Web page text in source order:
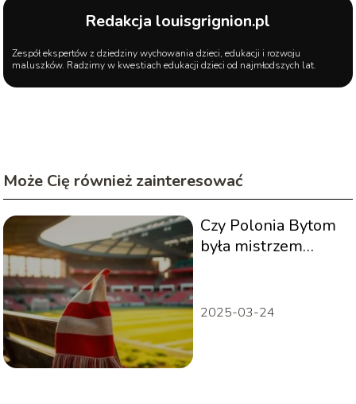
Redakcja louisgrignion.pl
Zespół ekspertów z dziedziny wychowania dzieci, edukacji i rozwoju
maluszków. Radzimy w kwestiach edukacji dzieci od najmłodszych lat.
Może Cię również zainteresować
Czy Polonia Bytom
była mistrzem
2025-03-24